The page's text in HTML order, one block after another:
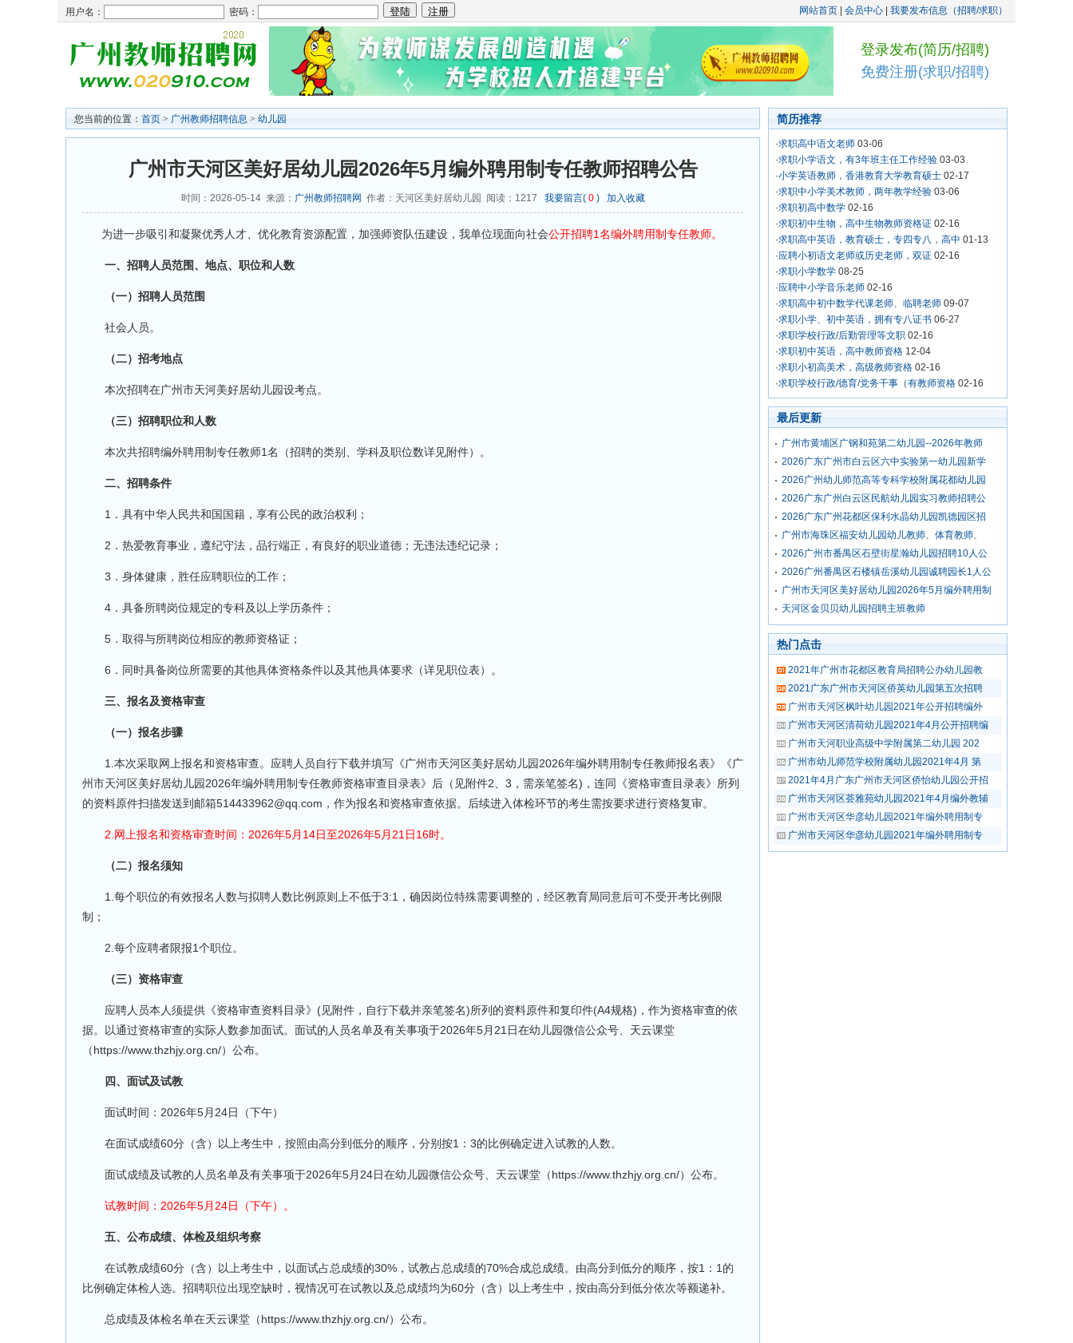
用户名： 密码： 网站首页 会员中心 我要发布信息（招聘/求职）
登录发布(简历/招聘)
免费注册(求职/招聘)
您当前的位置： 首页 > 广州教师招聘信息 > 幼儿园
广州市天河区美好居幼儿园2026年5月编外聘用制专任教师招聘公告
时间：2026-05-14 来源： 广州教师招聘网 作者：天河区美好居幼儿园 阅读： 1217 我要留言( 0) 加入收藏
为进一步吸引和凝聚优秀人才、优化教育资源配置，加强师资队伍建设，我单位现面向社会公开招聘1名编外聘用制专任教师。
一、招聘人员范围、地点、职位和人数
（一）招聘人员范围
社会人员。
（二）招考地点
本次招聘在广州市天河美好居幼儿园设考点。
（三）招聘职位和人数
本次共招聘编外聘用制专任教师1名（招聘的类别、学科及职位数详见附件）。
二、招聘条件
1．具有中华人民共和国国籍，享有公民的政治权利；
2．热爱教育事业，遵纪守法，品行端正，有良好的职业道德；无违法违纪记录；
3．身体健康，胜任应聘职位的工作；
4．具备所聘岗位规定的专科及以上学历条件；
5．取得与所聘岗位相应的教师资格证；
6．同时具备岗位所需要的其他具体资格条件以及其他具体要求（详见职位表）。
三、报名及资格审查
（一）报名步骤
1.本次采取网上报名和资格审查。应聘人员自行下载并填写《广州市天河区美好居幼儿园2026年编外聘用制专任教师报名表》《广
州市天河区美好居幼儿园2026年编外聘用制专任教师资格审查目录表》后（见附件2、3，需亲笔签名)，连同《资格审查目录表》所列
的资料原件扫描发送到邮箱514433962@qq.com，作为报名和资格审查依据。后续进入体检环节的考生需按要求进行资格复审。
2.网上报名和资格审查时间：2026年5月14日至2026年5月21日16时。
（二）报名须知
1.每个职位的有效报名人数与拟聘人数比例原则上不低于3:1，确因岗位特殊需要调整的，经区教育局同意后可不受开考比例限
制；
2.每个应聘者限报1个职位。
（三）资格审查
应聘人员本人须提供《资格审查资料目录》(见附件，自行下载并亲笔签名)所列的资料原件和复印件(A4规格)，作为资格审查的依
据。以通过资格审查的实际人数参加面试。面试的人员名单及有关事项于2026年5月21日在幼儿园微信公众号、天云课堂
（https://www.thzhjy.org.cn/）公布。
四、面试及试教
面试时间：2026年5月24日（下午）
在面试成绩60分（含）以上考生中，按照由高分到低分的顺序，分别按1：3的比例确定进入试教的人数。
面试成绩及试教的人员名单及有关事项于2026年5月24日在幼儿园微信公众号、天云课堂（https://www.thzhjy.org.cn/）公布。
试教时间：2026年5月24日（下午）。
五、公布成绩、体检及组织考察
在试教成绩60分（含）以上考生中，以面试占总成绩的30%，试教占总成绩的70%合成总成绩。由高分到低分的顺序，按1：1的
比例确定体检人选。招聘职位出现空缺时，视情况可在试教以及总成绩均为60分（含）以上考生中，按由高分到低分依次等额递补。
总成绩及体检名单在天云课堂（https://www.thzhjy.org.cn/）公布。
简历推荐
·求职高中语文老师 03-06
·求职小学语文，有3年班主任工作经验 03-03
·小学英语教师，香港教育大学教育硕士 02-17
·求职中小学美术教师，两年教学经验 03-06
·求职初高中数学 02-16
·求职初中生物，高中生物教师资格证 02-16
·求职高中英语，教育硕士，专四专八，高中 01-13
·应聘小初语文老师或历史老师，双证 02-16
·求职小学数学 08-25
·应聘中小学音乐老师 02-16
·求职高中初中数学代课老师、临聘老师 09-07
·求职小学、初中英语，拥有专八证书 06-27
·求职学校行政/后勤管理等文职 02-16
·求职初中英语，高中教师资格 12-04
·求职小初高美术，高级教师资格 02-16
·求职学校行政/德育/党务干事（有教师资格 02-16
最后更新
广州市黄埔区广钢和苑第二幼儿园--2026年教师
2026广东广州市白云区六中实验第一幼儿园新学
2026广州幼儿师范高等专科学校附属花都幼儿园
2026广东广州白云区民航幼儿园实习教师招聘公
2026广东广州花都区保利水晶幼儿园凯德园区招
广州市海珠区福安幼儿园幼儿教师、体育教师、
2026广州市番禺区石壁街星瀚幼儿园招聘10人公
2026广州番禺区石楼镇岳溪幼儿园诚聘园长1人公
广州市天河区美好居幼儿园2026年5月编外聘用制
天河区金贝贝幼儿园招聘主班教师
热门点击
2021年广州市花都区教育局招聘公办幼儿园教
2021广东广州市天河区侨英幼儿园第五次招聘
广州市天河区枫叶幼儿园2021年公开招聘编外
广州市天河区清荷幼儿园2021年4月公开招聘编
广州市天河职业高级中学附属第二幼儿园 202
广州市幼儿师范学校附属幼儿园2021年4月 第
2021年4月广东广州市天河区侨怡幼儿园公开招
广州市天河区荟雅苑幼儿园2021年4月编外教辅
广州市天河区华彦幼儿园2021年编外聘用制专
广州市天河区华彦幼儿园2021年编外聘用制专